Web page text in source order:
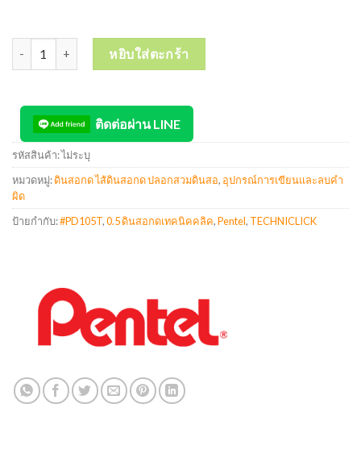
จำนวน PENTEL TECHNICLICK 0.5mm Mechanical Pencil ดินสอ
หยิบใส่ตะกร้า
ติดต่อผ่าน LINE
รหัสสินค้า:ไม่ระบุ
หมวดหมู่:ดินสอกด ไส้ดินสอกด ปลอกสวมดินสอ, อุปกรณ์การเขียนและลบคำ
ผิด
ป้ายกำกับ:#PD105T,0.5 ดินสอกดเทคนิคคลิค,Pentel, TECHNICLICK